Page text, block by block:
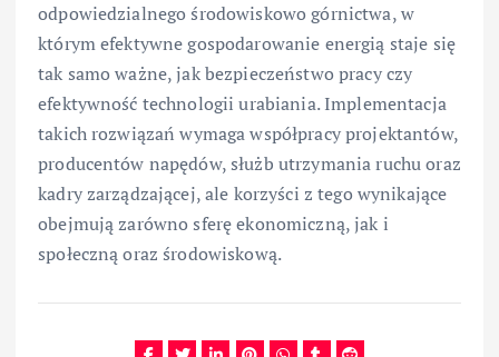
odpowiedzialnego środowiskowo górnictwa, w
którym efektywne gospodarowanie energią staje się
tak samo ważne, jak bezpieczeństwo pracy czy
efektywność technologii urabiania. Implementacja
takich rozwiązań wymaga współpracy projektantów,
producentów napędów, służb utrzymania ruchu oraz
kadry zarządzającej, ale korzyści z tego wynikające
obejmują zarówno sferę ekonomiczną, jak i
społeczną oraz środowiskową.